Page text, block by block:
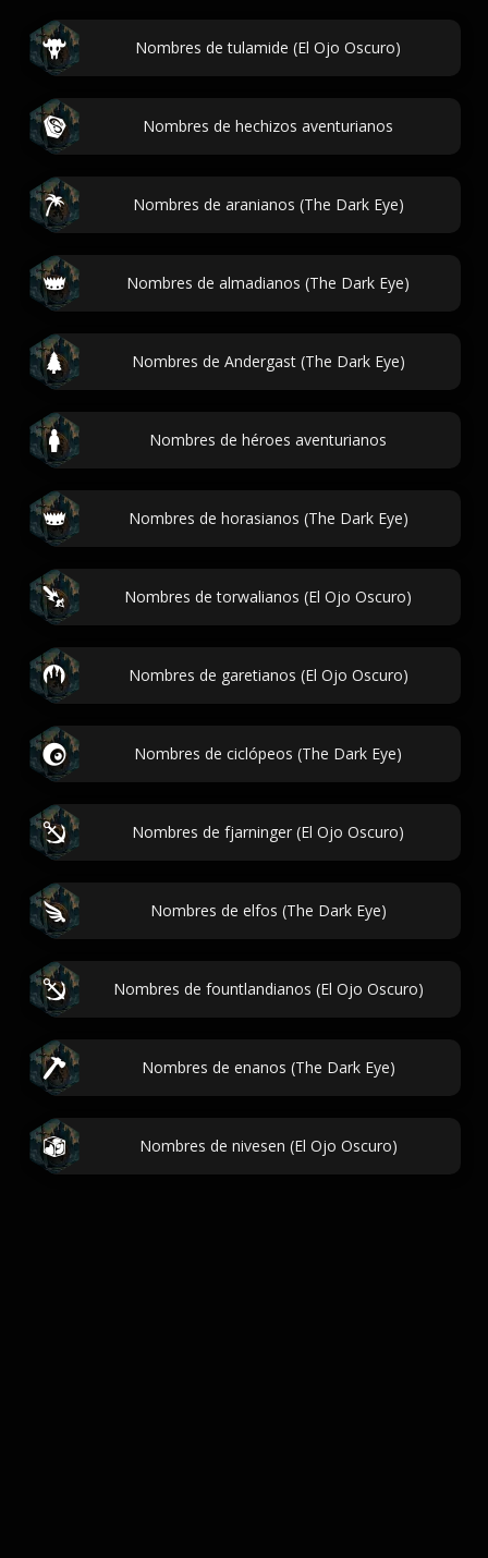
Nombres de tulamide (El Ojo Oscuro)
Nombres de hechizos aventurianos
Nombres de aranianos (The Dark Eye)
Nombres de almadianos (The Dark Eye)
Nombres de Andergast (The Dark Eye)
Nombres de héroes aventurianos
Nombres de horasianos (The Dark Eye)
Nombres de torwalianos (El Ojo Oscuro)
Nombres de garetianos (El Ojo Oscuro)
Nombres de ciclópeos (The Dark Eye)
Nombres de fjarninger (El Ojo Oscuro)
Nombres de elfos (The Dark Eye)
Nombres de fountlandianos (El Ojo Oscuro)
Nombres de enanos (The Dark Eye)
Nombres de nivesen (El Ojo Oscuro)